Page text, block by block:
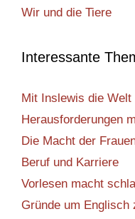
Wir und die Tiere
Interessante
Mit Inslewis die Welt
Herausforderungen
Die Macht der
Beruf und Karriere
Vorlesen macht
Gründe um Englisch